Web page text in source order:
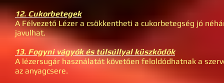
12. Cukorbetegek
A Félvezető Lézer a csökkentheti a cukorbetegség jó
javulhat.
13. Fogyni vágyók és túlsúllyal küszködők
A lézersugár használatát követően feloldódhatnak a
az anyagcsere.